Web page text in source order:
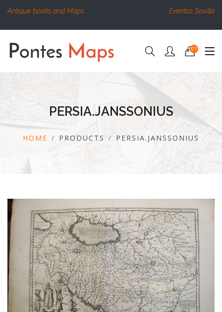
Antique books and Maps Eventos Sovilla
01
PERSIA.JANSSONIUS
HOME PRODUCTS PERSIA.JANSSONIUS